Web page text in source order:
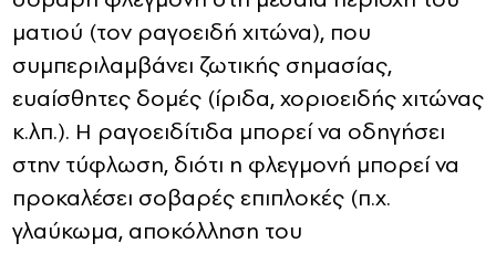
ματιού (τον ραγοειδή χιτώνα), που
συμπεριλαμβάνει ζωτικής σημασίας,
ευαίσθητες δομές (ίριδα, χοριοειδής χιτώνας
κ.λπ.). Η ραγοειδίτιδα μπορεί να οδηγήσει
στην τύφλωση, διότι η φλεγμονή μπορεί να
προκαλέσει σοβαρές επιπλοκές (π.χ.
γλαύκωμα, αποκόλληση του